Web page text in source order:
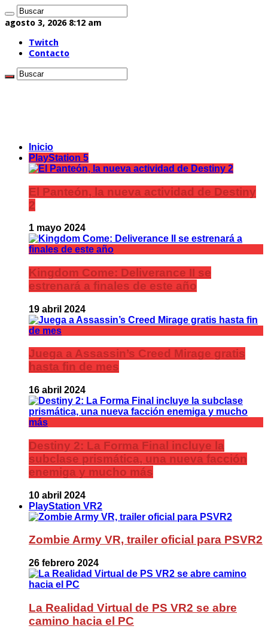
agosto 3, 2026 8:12 am
Twitch
Contacto
Inicio
PlayStation 5
El Panteón, la nueva actividad de Destiny
2
1 mayo 2024
Kingdom Come: Deliverance II se
estrenará a finales de este año
19 abril 2024
Juega a Assassin’s Creed Mirage gratis
hasta fin de mes
16 abril 2024
Destiny 2: La Forma Final incluye la
subclase prismática, una nueva facción
enemiga y mucho más
10 abril 2024
PlayStation VR2
Zombie Army VR, trailer oficial para PSVR2
26 febrero 2024
La Realidad Virtual de PS VR2 se abre
camino hacia el PC